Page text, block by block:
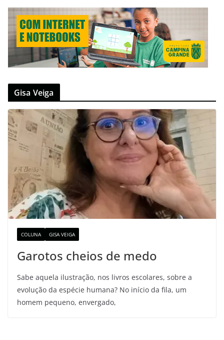
Gisa Veiga
COLUNA GISA VEIGA
Garotos cheios de medo
Sabe aquela ilustração, nos livros escolares, sobre a
evolução da espécie humana? No início da fila, um
homem pequeno, envergado,